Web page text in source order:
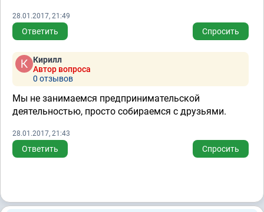
28.01.2017, 21:49
Ответить Спросить
Кирилл
Автор вопроса
0 отзывов
Мы не занимаемся предпринимательской
деятельностью, просто собираемся с друзьями.
28.01.2017, 21:43
Ответить Спросить